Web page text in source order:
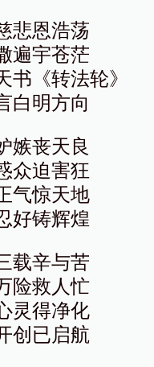
悲恩浩荡
遍宇苍茫
书《转法轮》
白明方向
嫉丧天良
众迫害狂
气惊天地
好铸辉煌
载辛与苦
险救人忙
灵得净化
创已启航